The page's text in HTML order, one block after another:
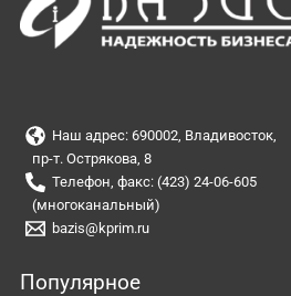
Наш адрес: 690002, Владивосток,
пр-т. Острякова, 8
Телефон, факс: (423) 24-06-605
(многоканальный)
bazis@kprim.ru
Популярное